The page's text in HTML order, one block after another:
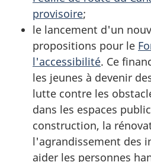
provisoire;
le lancement d'un
propositions pour le
l'accessibilité. Ce
les jeunes à devenir
lutte contre les
dans les espaces
construction, la
l'agrandissement des
aider les personnes